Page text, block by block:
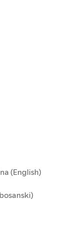
(English)